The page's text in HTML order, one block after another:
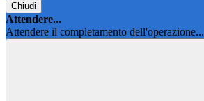
Chiudi
Attendere...
Attendere il completamento dell'operazione...